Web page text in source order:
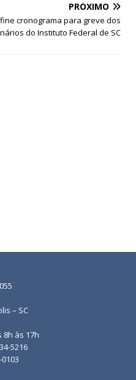
PRÓXIMO
cronograma para greve dos
do Instituto Federal de SC
– SC
8h às 17h
5216